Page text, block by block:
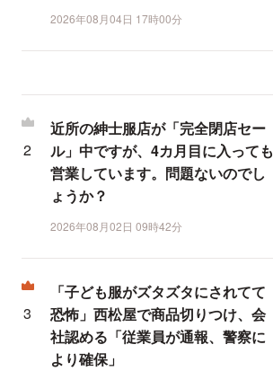
2026年08月04日 17時00分
近所の紳士服店が「完全閉店セー
ル」中ですが、4カ月目に入っても
営業しています。問題ないのでし
ょうか？
2026年08月02日 09時42分
「子ども服がズタズタにされてて
恐怖」西松屋で商品切りつけ、会
社認める「従業員が通報、警察に
より確保」